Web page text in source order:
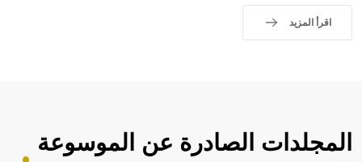
اقرأ المزيد
المجلدات الصادرة عن الموسوعة